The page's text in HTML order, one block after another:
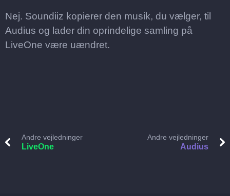
Nej. Soundiiz kopierer den musik, du vælger, til
Audius og lader din oprindelige samling på
LiveOne være uændret.
Andre vejledninger
LiveOne
Andre vejledninger
Audius